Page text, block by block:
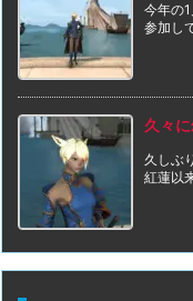
今年の
参加し
久々
久しぶ
紅蓮以